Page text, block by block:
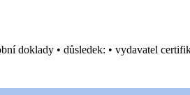
doklady • důsledek: • vydavatel